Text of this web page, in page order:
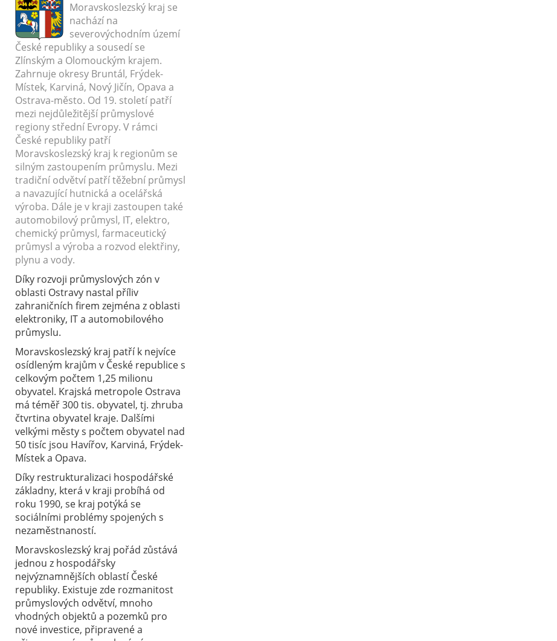
Moravskoslezský kraj se
nachází na
severovýchodním území
České republiky a sousedí se
Zlínským a Olomouckým krajem.
Zahrnuje okresy Bruntál, Frýdek-
Místek, Karviná, Nový Jičín, Opava a
Ostrava-město. Od 19. století patří
mezi nejdůležitější průmyslové
regiony střední Evropy. V rámci
České republiky patří
Moravskoslezský kraj k regionům se
silným zastoupením průmyslu. Mezi
tradiční odvětví patří těžební průmysl
a navazující hutnická a ocelářská
výroba. Dále je v kraji zastoupen také
automobilový průmysl, IT, elektro,
chemický průmysl, farmaceutický
průmysl a výroba a rozvod elektřiny,
plynu a vody.
Díky rozvoji průmyslových zón v
oblasti Ostravy nastal příliv
zahraničních firem zejména z oblasti
elektroniky, IT a automobilového
průmyslu.
Moravskoslezský kraj patří k nejvíce
osídleným krajům v České republice s
celkovým počtem 1,25 milionu
obyvatel. Krajská metropole Ostrava
má téměř 300 tis. obyvatel, tj. zhruba
čtvrtina obyvatel kraje. Dalšími
velkými městy s počtem obyvatel nad
50 tisíc jsou Havířov, Karviná, Frýdek-
Místek a Opava.
Díky restrukturalizaci hospodářské
základny, která v kraji probíhá od
roku 1990, se kraj potýká se
sociálními problémy spojených s
nezaměstnaností.
Moravskoslezský kraj pořád zůstává
jednou z hospodářsky
nejvýznamnějších oblastí České
republiky. Existuje zde rozmanitost
průmyslových odvětví, mnoho
vhodných objektů a pozemků pro
nové investice, připravené a